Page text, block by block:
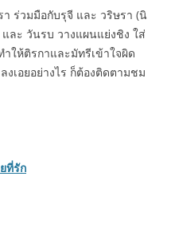
ร่วมมือกับรุจี และ วริษรา (นิ
ละ วันรบ วางแผนแย่งชิง ใส่
ให้ติรกาและมัทรีเข้าใจผิด
งเอยอย่างไร ก็ต้องติดตามชม
ที่รัก